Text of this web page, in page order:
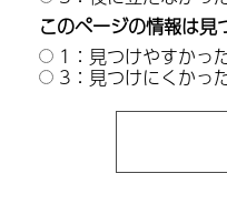
このページの情報は見
1：見つけやすかっ
3：見つけにくかっ